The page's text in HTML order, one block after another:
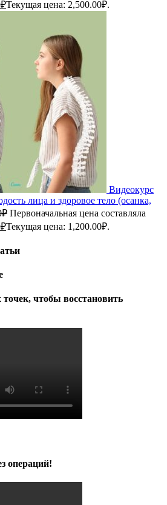
₽Текущая цена: 2,500.00₽.
Видеокурс
лица и здоровое тело (осанка,
₽ Первоначальная цена составляла
₽Текущая цена: 1,200.00₽.
чтобы восстановить